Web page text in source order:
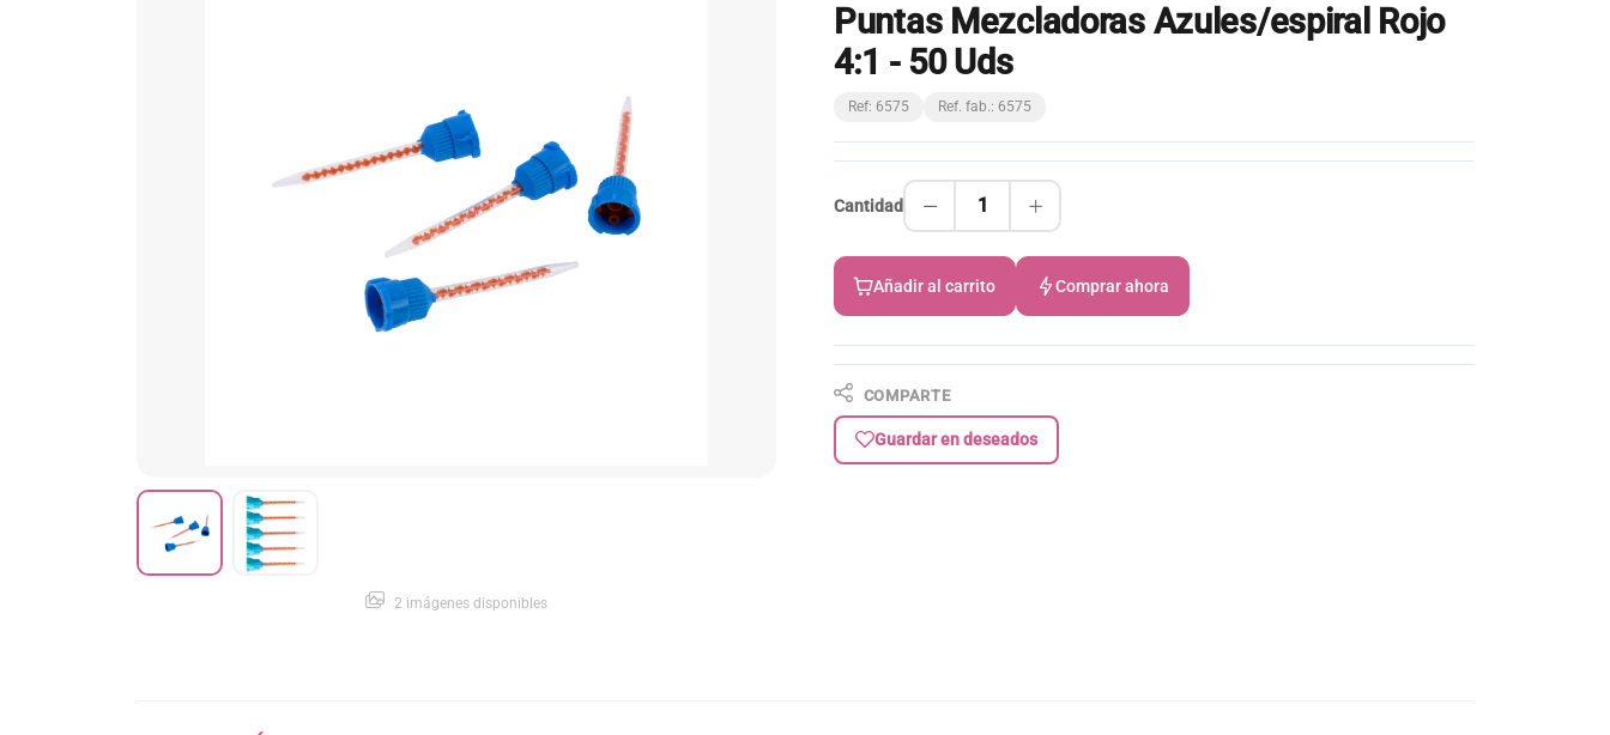
2 imágenes disponibles
Puntas Mezcladoras Azules/espiral Rojo
4:1 - 50 Uds
Ref: 6575 Ref. fab.: 6575
Cantidad 1
Añadir al carrito Comprar ahora
COMPARTE
Guardar en deseados